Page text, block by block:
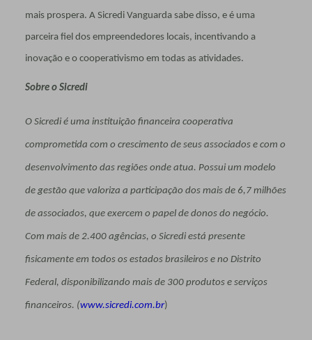
mais prospera. A Sicredi Vanguarda sabe disso, e é uma
parceira fiel dos empreendedores locais, incentivando a
inovação e o cooperativismo em todas as atividades.
Sobre o Sicredi
O Sicredi é uma instituição financeira cooperativa
comprometida com o crescimento de seus associados e com o
desenvolvimento das regiões onde atua. Possui um modelo
de gestão que valoriza a participação dos mais de 6,7 milhões
de associados, que exercem o papel de donos do negócio.
Com mais de 2.400 agências, o Sicredi está presente
fisicamente em todos os estados brasileiros e no Distrito
Federal, disponibilizando mais de 300 produtos e serviços
financeiros. (www.sicredi.com.br)